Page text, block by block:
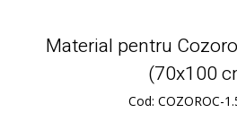
Material pentru
(70x100
Cod: COZOROC-